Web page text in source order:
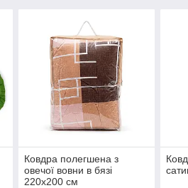
Ковдра полегшена з
овечої вовни в бязі
220x200 см